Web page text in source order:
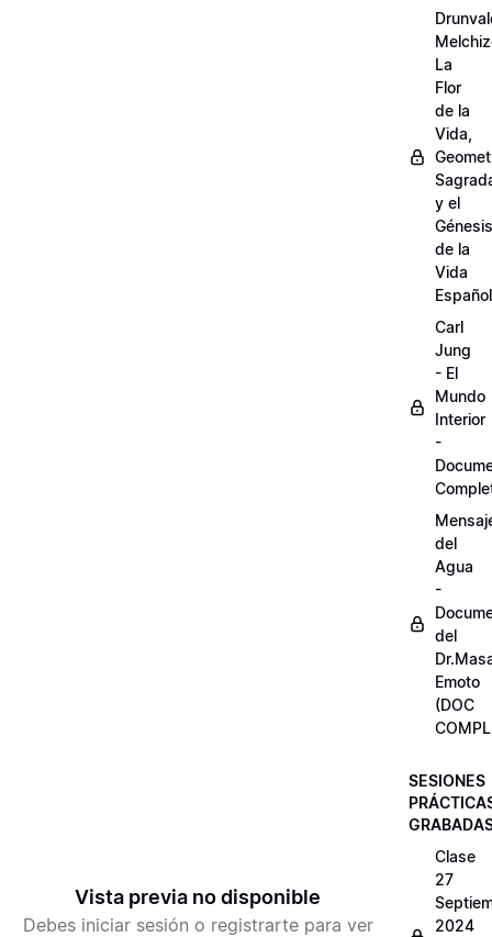
Vista previa no disponible
Debes iniciar sesión o registrarte para ver
La
Flor
de la
Vida,
y el
Génesis
de la
Vida
Español
Carl
Jung
- El
Mundo
Interior
-
del
Agua
-
del
Emoto
(DOC
SESIONES
Clase
27
2024